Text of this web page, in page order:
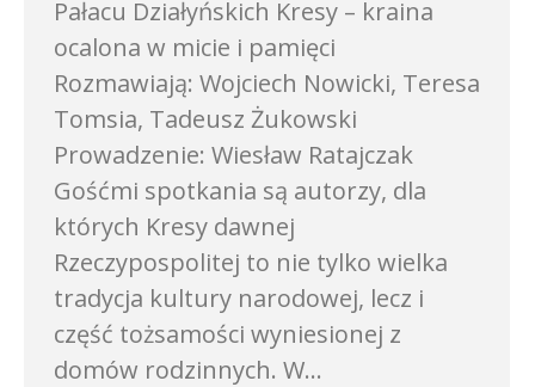
Pałacu Działyńskich Kresy – kraina
ocalona w micie i pamięci
Rozmawiają: Wojciech Nowicki, Teresa
Tomsia, Tadeusz Żukowski
Prowadzenie: Wiesław Ratajczak
Gośćmi spotkania są autorzy, dla
których Kresy dawnej
Rzeczypospolitej to nie tylko wielka
tradycja kultury narodowej, lecz i
część tożsamości wyniesionej z
domów rodzinnych. W…